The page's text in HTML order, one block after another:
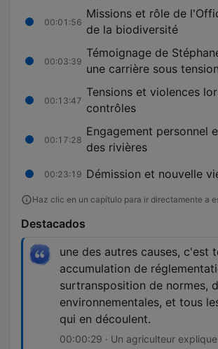
00:01:56
Missions et rôle de
de la biodiversité
00:03:39
Témoignage de
une carrière sous tension
00:13:47
Tensions et violences
contrôles
00:17:28
Engagement personnel
des rivières
00:23:19 Démission et nouvelle
Haz clic en un capítulo para ir directamente a
Destacados
une des autres causes, c'est
accumulation de
surtransposition de normes,
environnementales, et tous
qui en découlent.
00:00:29 · Un agriculteur